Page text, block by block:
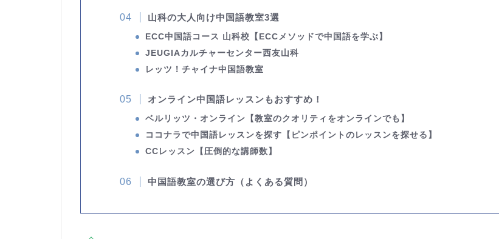
山科の大人向け中国語教室3選
ECC中国語コース 山科校 【ECCメソッドで中国語を学ぶ】
JEUGIAカルチャーセンター西友山科
レッツ！チャイナ中国語教室
オンライン中国語レッスンもおすすめ！
ベルリッツ・オンライン 【教室のクオリティをオンラインでも】
ココナラで中国語レッスンを探す 【ピンポイントのレッスンを探せる】
CCレッスン 【圧倒的な講師数】
中国語教室の選び方（よくある質問）